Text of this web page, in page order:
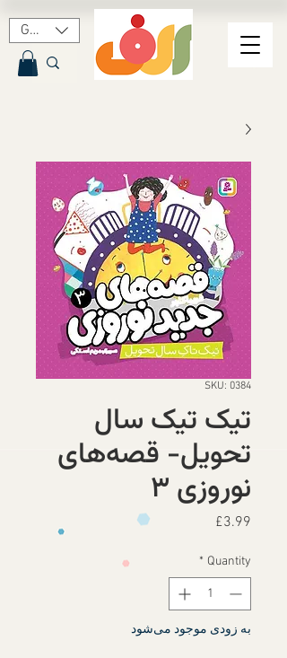
GBP (£)
SKU: 0384
تیک تیک سال
تحویل- قصه‌های
نوروزی ۳
£3.99
Quantity
*
به زودی موجود می‌شود